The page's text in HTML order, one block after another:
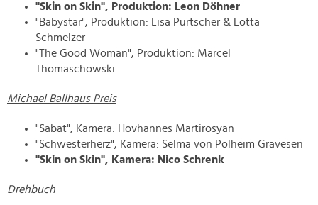
"Skin on Skin", Produktion: Leon Döhner
"Babystar", Produktion: Lisa Purtscher & Lotta
Schmelzer
"The Good Woman", Produktion: Marcel
Thomaschowski
Michael Ballhaus Preis
"Sabat", Kamera: Hovhannes Martirosyan
"Schwesterherz", Kamera: Selma von Polheim Gravesen
"Skin on Skin", Kamera: Nico Schrenk
Drehbuch